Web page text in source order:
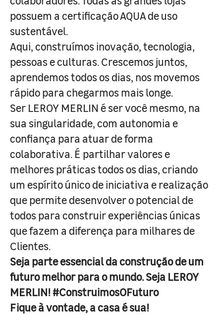
possuem a certificação AQUA de uso
sustentável.
Aqui, construímos inovação, tecnologia,
pessoas e culturas. Crescemos juntos,
aprendemos todos os dias, nos movemos
rápido para chegarmos mais longe.
Ser LEROY MERLIN é ser você mesmo, na
sua singularidade, com autonomia e
confiança para atuar de forma
colaborativa. É partilhar valores e
melhores práticas todos os dias, criando
um espírito único de iniciativa e realização
que permite desenvolver o potencial de
todos para construir experiências únicas
que fazem a diferença para milhares de
Clientes.
Seja parte essencial da construção de um
futuro melhor para o mundo. Seja LEROY
MERLIN! #ConstruimosOFuturo
Fique à vontade, a casa é sua!